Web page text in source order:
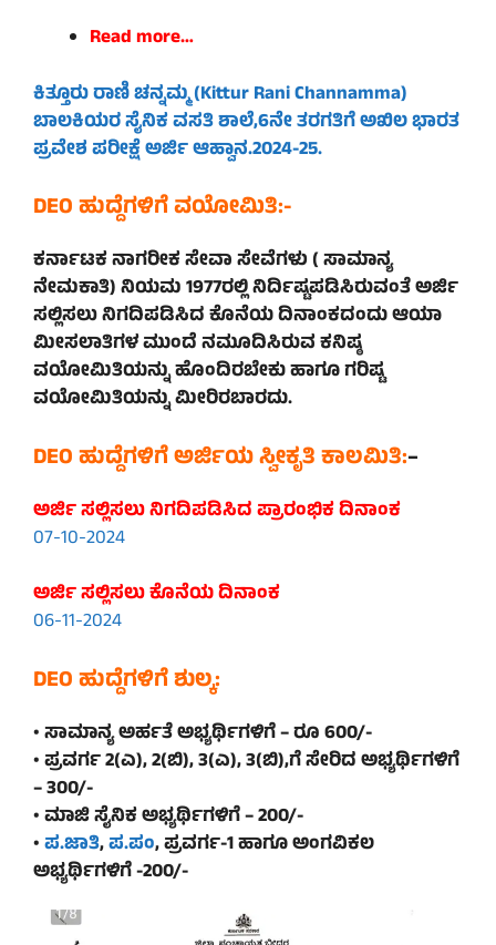
Read more…
ಕಿತ್ತೂರು ರಾಣಿ ಚನ್ನಮ್ಮ (Kittur Rani Channamma)
ಬಾಲಕಿಯರ ಸೈನಿಕ ವಸತಿ ಶಾಲೆ,6ನೇ ತರಗತಿಗೆ ಅಖಿಲ ಭಾರತ
ಪ್ರವೇಶ ಪರೀಕ್ಷೆ ಅರ್ಜಿ ಆಹ್ವಾನ.2024-25.
DEO ಹುದ್ದೆಗಳಿಗೆ ವಯೋಮಿತಿ:-
ಕರ್ನಾಟಕ ನಾಗರೀಕ ಸೇವಾ ಸೇವೆಗಳು ( ಸಾಮಾನ್ಯ
ನೇಮಕಾತಿ) ನಿಯಮ 1977ರಲ್ಲಿ ನಿರ್ದಿಷ್ಟಪಡಿಸಿರುವಂತೆ ಅರ್ಜಿ
ಸಲ್ಲಿಸಲು ನಿಗದಿಪಡಿಸಿದ ಕೊನೆಯ ದಿನಾಂಕದಂದು ಆಯಾ
ಮೀಸಲಾತಿಗಳ ಮುಂದೆ ನಮೂದಿಸಿರುವ ಕನಿಷ್ಠ
ವಯೋಮಿತಿಯನ್ನು ಹೊಂದಿರಬೇಕು ಹಾಗೂ ಗರಿಷ್ಟ
ವಯೋಮಿತಿಯನ್ನು ಮೀರಿರಬಾರದು.
DEO ಹುದ್ದೆಗಳಿಗೆ ಅರ್ಜಿಯ ಸ್ವೀಕೃತಿ ಕಾಲಮಿತಿ:–
ಅರ್ಜಿ ಸಲ್ಲಿಸಲು ನಿಗದಿಪಡಿಸಿದ ಪ್ರಾರಂಭಿಕ ದಿನಾಂಕ
07-10-2024
ಅರ್ಜಿ ಸಲ್ಲಿಸಲು ಕೊನೆಯ ದಿನಾಂಕ
06-11-2024
DEO ಹುದ್ದೆಗಳಿಗೆ ಶುಲ್ಕ:
• ಸಾಮಾನ್ಯ ಅರ್ಹತೆ ಅಭ್ಯರ್ಥಿಗಳಿಗೆ – ರೂ 600/-
• ಪ್ರವರ್ಗ 2(ಎ), 2(ಬಿ), 3(ಎ), 3(ಬಿ),ಗೆ ಸೇರಿದ ಅಭ್ಯರ್ಥಿಗಳಿಗೆ
– 300/-
• ಮಾಜಿ ಸೈನಿಕ ಅಭ್ಯರ್ಥಿಗಳಿಗೆ – 200/-
•ಪ.ಜಾತಿ,ಪ.ಪಂ, ಪ್ರವರ್ಗ-1 ಹಾಗೂ ಅಂಗವಿಕಲ
ಅಭ್ಯರ್ಥಿಗಳಿಗೆ -200/-